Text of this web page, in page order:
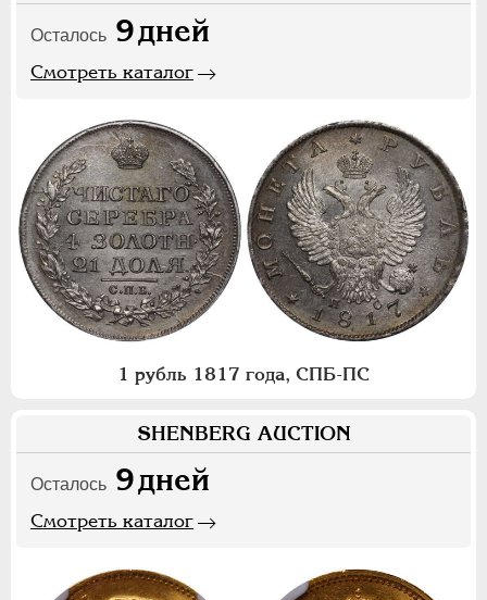
Осталось 9дней
Смотреть каталог
1 рубль 1817 года, СПБ-ПС
SHENBERG AUCTION
Осталось 9дней
Смотреть каталог